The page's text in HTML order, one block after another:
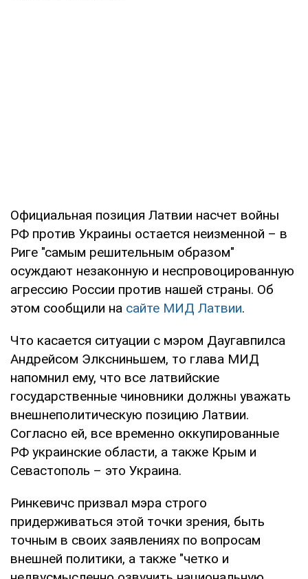
Официальная позиция Латвии насчет войны
РФ против Украины остается неизменной – в
Риге "самым решительным образом"
осуждают незаконную и неспровоцированную
агрессию России против нашей страны. Об
этом сообщили на сайте МИД Латвии.
Что касается ситуации с мэром Даугавпилса
Андрейсом Элксниньшем, то глава МИД
напомнил ему, что все латвийские
государственные чиновники должны уважать
внешнеполитическую позицию Латвии.
Согласно ей, все временно оккупированные
РФ украинские области, а также Крым и
Севастополь – это Украина.
Ринкевичс призвал мэра строго
придерживаться этой точки зрения, быть
точным в своих заявлениях по вопросам
внешней политики, а также "четко и